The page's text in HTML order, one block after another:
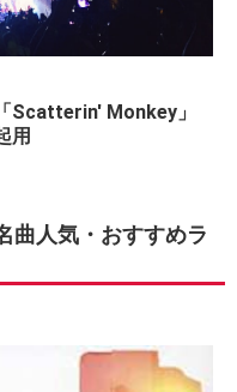
Scatterin' Monkey」
用
曲人気・おすすめラ